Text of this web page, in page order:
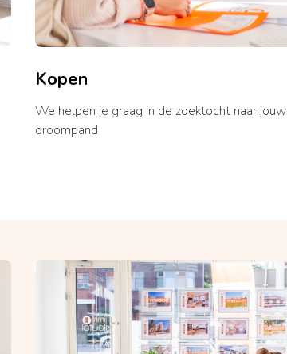
Kopen
We helpen je graag in de zoektocht naar jouw
droompand